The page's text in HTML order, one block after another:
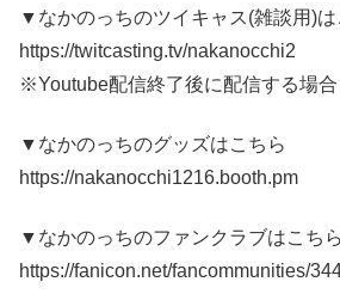
▼なかのっちのツイキャス(雑談用)は
https://twitcasting.tv/nakanocchi2
※Youtube配信終了後に配信する場合
▼なかのっちのグッズはこちら
https://nakanocchi1216.booth.pm
▼なかのっちのファンクラブはこちら
https://fanicon.net/fancommunities/